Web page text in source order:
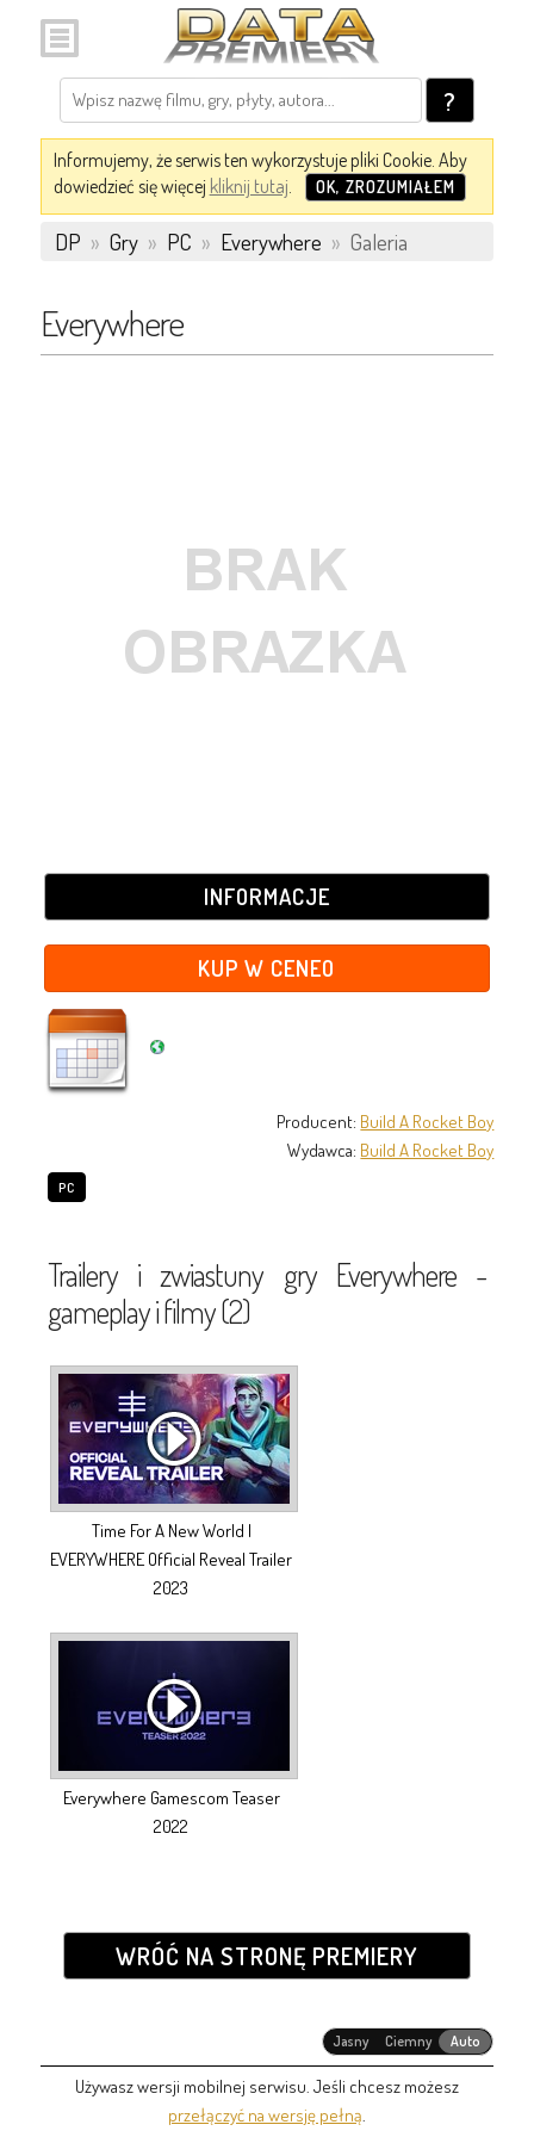
?
Informujemy, że serwis ten wykorzystuje pliki Cookie. Aby
dowiedzieć się więcej kliknij tutaj. OK, ZROZUMIAŁEM
DP » Gry » PC » Everywhere » Galeria
Everywhere
INFORMACJE
KUP W CENEO
Producent: Build A Rocket Boy
Wydawca: Build A Rocket Boy
PC
Trailery i zwiastuny gry Everywhere -
gameplay i filmy (2)
Time For A New World |
EVERYWHERE Official Reveal Trailer
2023
Everywhere Gamescom Teaser
2022
WRÓĆ NA STRONĘ PREMIERY
Jasny Ciemny Auto
Używasz wersji mobilnej serwisu. Jeśli chcesz możesz
przełączyć na wersję pełną